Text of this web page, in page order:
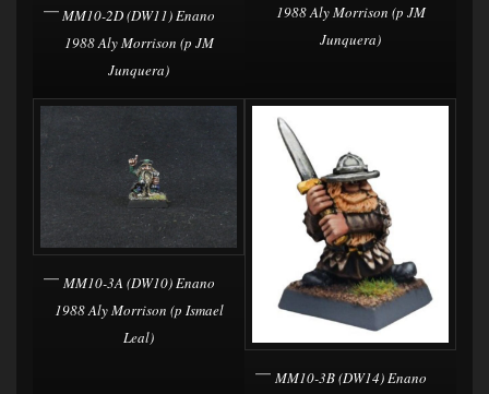
MM10-2D (DW11) Enano
1988 Aly Morrison (p JM
Junquera)
1988 Aly Morrison (p JM
Junquera)
MM10-3A (DW10) Enano
1988 Aly Morrison (p Ismael
Leal)
MM10-3B (DW14) Enano